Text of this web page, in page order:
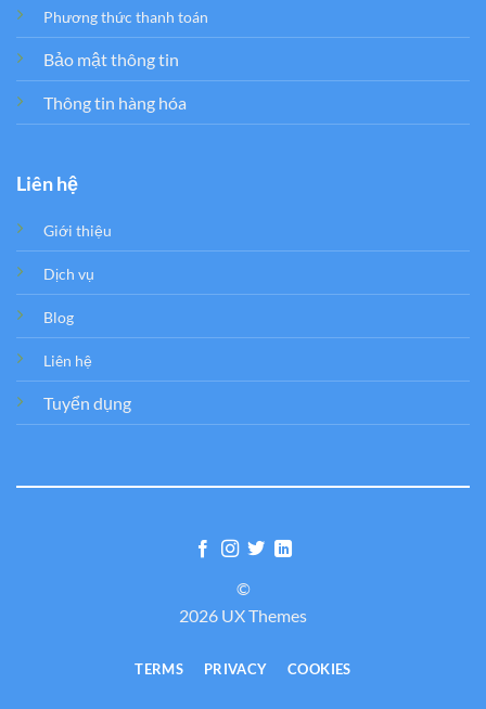
Phương thức thanh toán
Bảo mật thông tin
Thông tin hàng hóa
Liên hệ
Giới thiệu
Dịch vụ
Blog
Liên hệ
Tuyển dụng
©
2026 UX Themes
TERMS PRIVACY COOKIES